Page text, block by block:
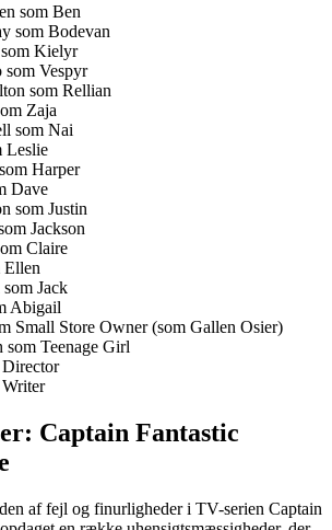
som Ben
som Bodevan
som Kielyr
som Vespyr
som Rellian
Zaja
som Nai
Leslie
Harper
Dave
som Justin
Jackson
Claire
Ellen
Jack
Abigail
Small Store Owner (som Gallen Osier)
Teenage Girl
Director
Captain Fantastic
af fejl og finurligheder i TV-serien Captain